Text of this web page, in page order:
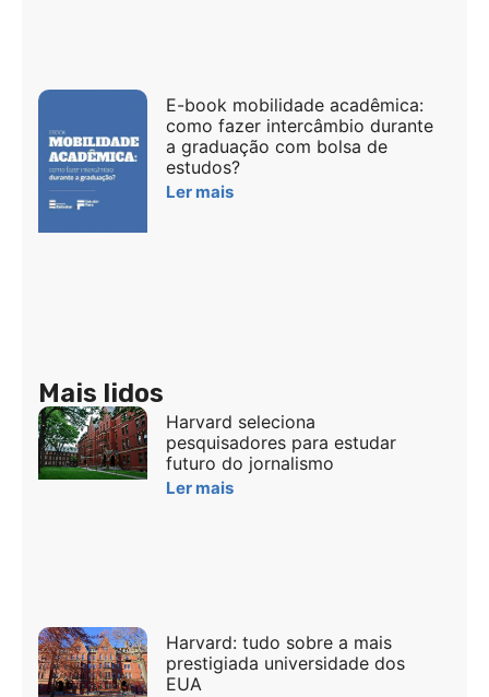
E-book mobilidade acadêmica:
como fazer intercâmbio durante
a graduação com bolsa de
estudos?
Ler mais
Mais lidos
Harvard seleciona
pesquisadores para estudar
futuro do jornalismo
Ler mais
Harvard: tudo sobre a mais
prestigiada universidade dos
EUA